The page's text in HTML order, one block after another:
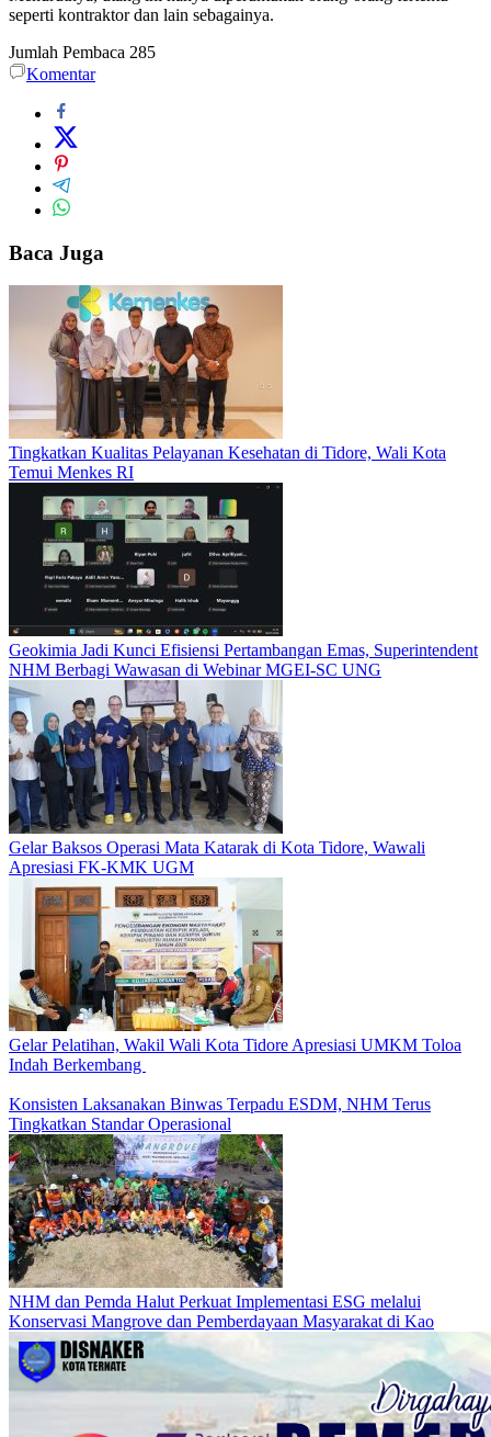
seperti kontraktor dan lain sebagainya.
Jumlah Pembaca 285
Komentar
Baca Juga
Tingkatkan Kualitas Pelayanan Kesehatan di Tidore, Wali Kota
Temui Menkes RI
Geokimia Jadi Kunci Efisiensi Pertambangan Emas, Superintendent
NHM Berbagi Wawasan di Webinar MGEI-SC UNG
Gelar Baksos Operasi Mata Katarak di Kota Tidore, Wawali
Apresiasi FK-KMK UGM
Gelar Pelatihan, Wakil Wali Kota Tidore Apresiasi UMKM Toloa
Indah Berkembang
Konsisten Laksanakan Binwas Terpadu ESDM, NHM Terus
Tingkatkan Standar Operasional
NHM dan Pemda Halut Perkuat Implementasi ESG melalui
Konservasi Mangrove dan Pemberdayaan Masyarakat di Kao